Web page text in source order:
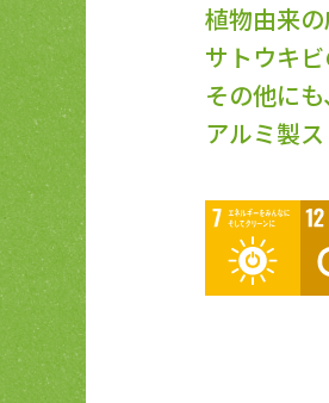
植物由来
サトウキ
その他に
アルミ製